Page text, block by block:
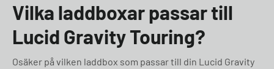
Vilka laddboxar passar till
Lucid Gravity Touring?
Osäker på vilken laddbox som passar till din Lucid Gravity